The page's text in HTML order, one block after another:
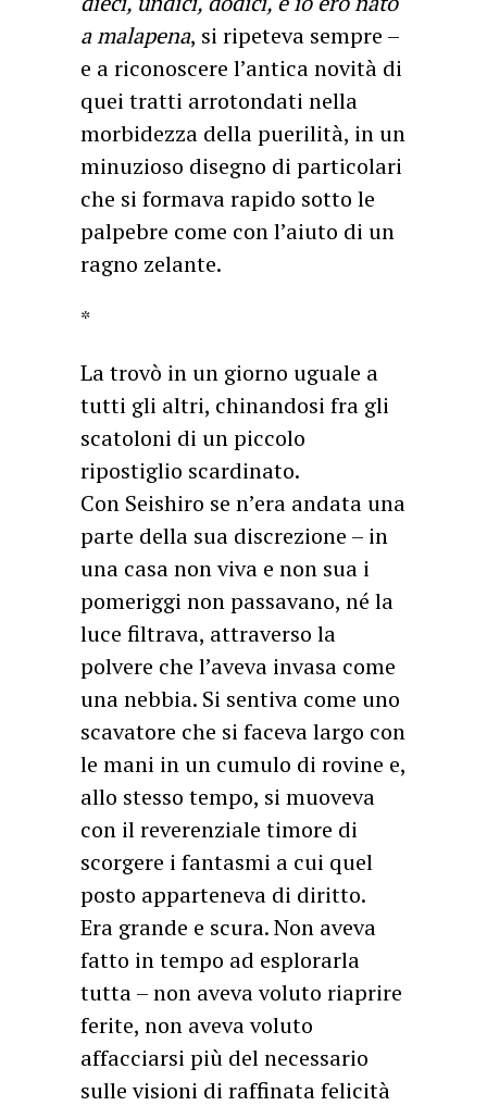
a malapena, si ripeteva sempre –
e a riconoscere l’antica novità di
quei tratti arrotondati nella
morbidezza della puerilità, in un
minuzioso disegno di particolari
che si formava rapido sotto le
palpebre come con l’aiuto di un
ragno zelante.
*
La trovò in un giorno uguale a
tutti gli altri, chinandosi fra gli
scatoloni di un piccolo
ripostiglio scardinato.
Con Seishiro se n’era andata una
parte della sua discrezione – in
una casa non viva e non sua i
pomeriggi non passavano, né la
luce filtrava, attraverso la
polvere che l’aveva invasa come
una nebbia. Si sentiva come uno
scavatore che si faceva largo con
le mani in un cumulo di rovine e,
allo stesso tempo, si muoveva
con il reverenziale timore di
scorgere i fantasmi a cui quel
posto apparteneva di diritto.
Era grande e scura. Non aveva
fatto in tempo ad esplorarla
tutta – non aveva voluto riaprire
ferite, non aveva voluto
affacciarsi più del necessario
sulle visioni di raffinata felicità